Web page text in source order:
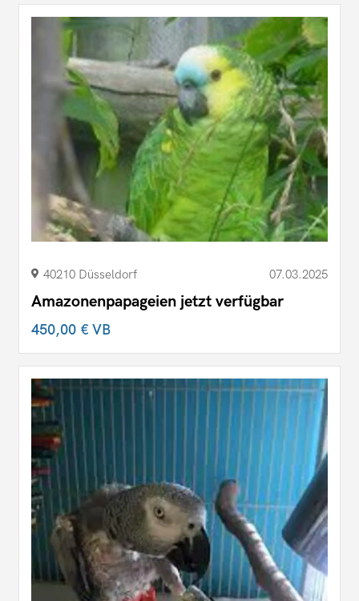
40210 Düsseldorf 07.03.2025
Amazonenpapageien jetzt verfügbar
450,00 €VB